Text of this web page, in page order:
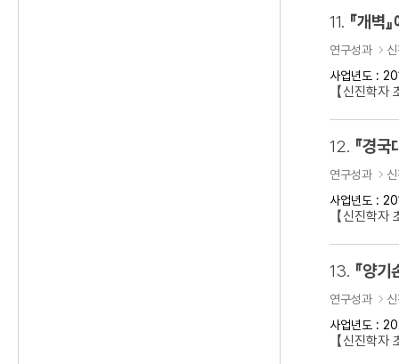
11. 『개벽
연구성과
사업년도 :
【신진학
12. 『경국
연구성과
사업년도 :
【신진학
13. 『양
연구성과
사업년도 :
【신진학